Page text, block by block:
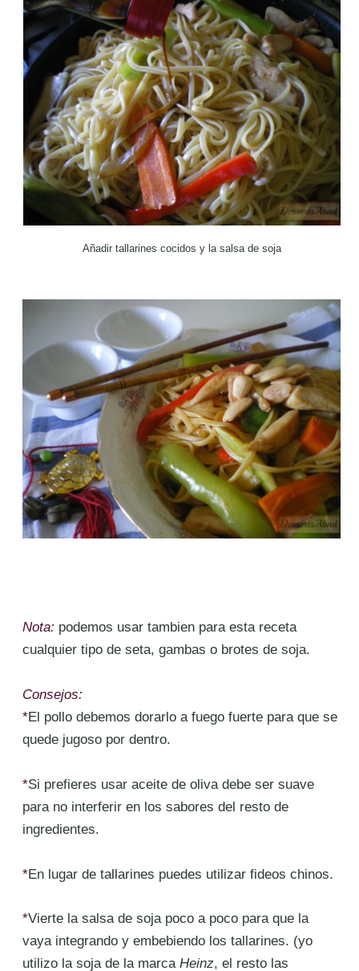
Añadir tallarines cocidos y la salsa de soja
Nota: podemos usar tambien para esta receta
cualquier tipo de seta, gambas o brotes de soja.
Consejos:
*El pollo debemos dorarlo a fuego fuerte para que se
quede jugoso por dentro.
*Si prefieres usar aceite de oliva debe ser suave
para no interferir en los sabores del resto de
ingredientes.
*En lugar de tallarines puedes utilizar fideos chinos.
*Vierte la salsa de soja poco a poco para que la
vaya integrando y embebiendo los tallarines. (yo
utilizo la soja de la marcaHeinz, el resto las